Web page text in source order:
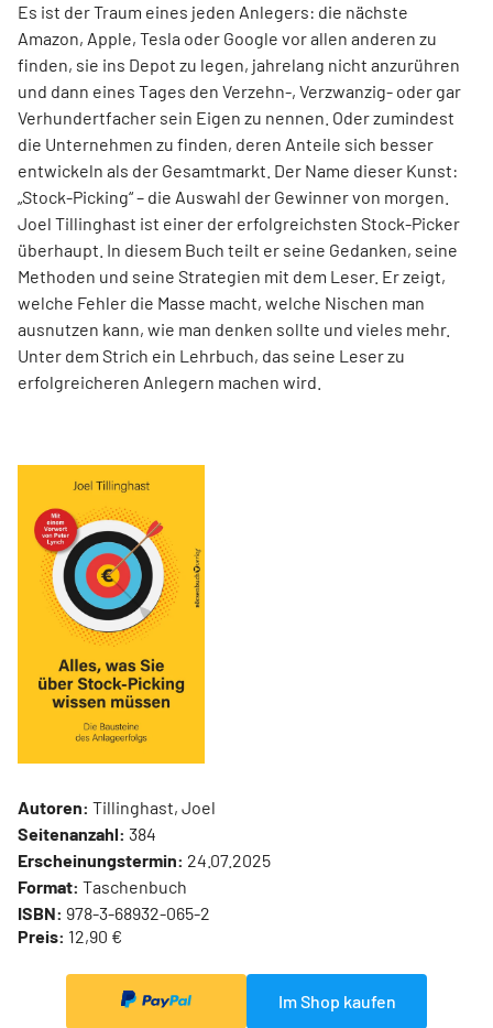
Es ist der Traum eines jeden Anlegers: die nächste
Amazon, Apple, Tesla oder Google vor allen anderen zu
finden, sie ins Depot zu legen, jahrelang nicht anzurühren
und dann eines Tages den Verzehn-, Verzwanzig- oder gar
Verhundertfacher sein Eigen zu nennen. Oder zumindest
die Unternehmen zu finden, deren Anteile sich besser
entwickeln als der Gesamtmarkt. Der Name dieser Kunst:
„Stock-Picking“ – die Auswahl der Gewinner von morgen.
Joel Tillinghast ist einer der erfolgreichsten Stock-Picker
überhaupt. In diesem Buch teilt er seine Gedanken, seine
Methoden und seine Strategien mit dem Leser. Er zeigt,
welche Fehler die Masse macht, welche Nischen man
ausnutzen kann, wie man denken sollte und vieles mehr.
Unter dem Strich ein Lehrbuch, das seine Leser zu
erfolgreicheren Anlegern machen wird.
Autoren: Tillinghast, Joel
Seitenanzahl: 384
Erscheinungstermin: 24.07.2025
Format: Taschenbuch
ISBN: 978-3-68932-065-2
Preis: 12,90 €
Im Shop kaufen